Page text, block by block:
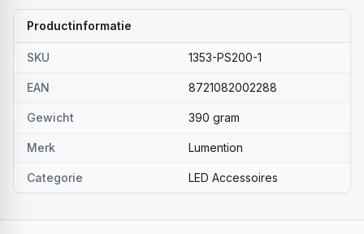
Productinformatie
SKU 1353-PS200-1
EAN 8721082002288
Gewicht 390 gram
Merk Lumention
Categorie LED Accessoires